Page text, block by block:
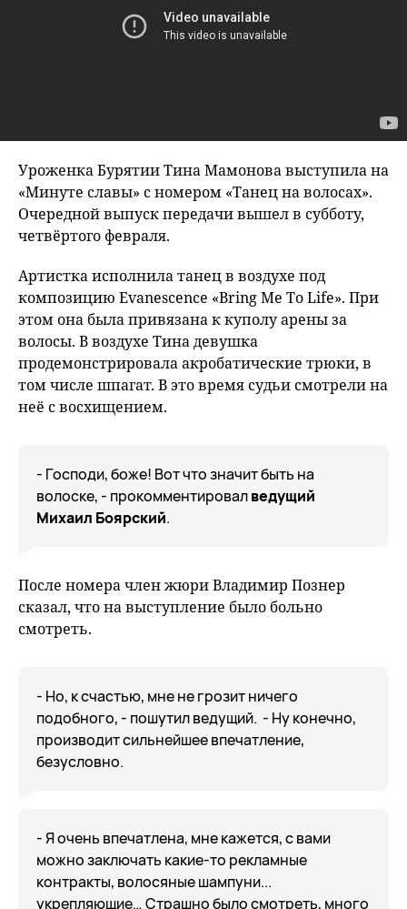
Уроженка Бурятии Тина Мамонова выступила на
«Минуте славы» с номером «Танец на волосах».
Очередной выпуск передачи вышел в субботу,
четвёртого февраля.
Артистка исполнила танец в воздухе под
композицию Evanescence «Bring Me To Life». При
этом она была привязана к куполу арены за
волосы. В воздухе Тина девушка
продемонстрировала акробатические трюки, в
том числе шпагат. В это время судьи смотрели на
неё с восхищением.
- Господи, боже! Вот что значит быть на
волоске, - прокомментировалведущий
Михаил Боярский.
После номера член жюри Владимир Познер
сказал, что на выступление было больно
смотреть.
- Но, к счастью, мне не грозит ничего
подобного, - пошутил ведущий. - Ну конечно,
производит сильнейшее впечатление,
безусловно.
- Я очень впечатлена, мне кажется, с вами
можно заключать какие-то рекламные
контракты, волосяные шампуни...
укрепляющие… Страшно было смотреть, много